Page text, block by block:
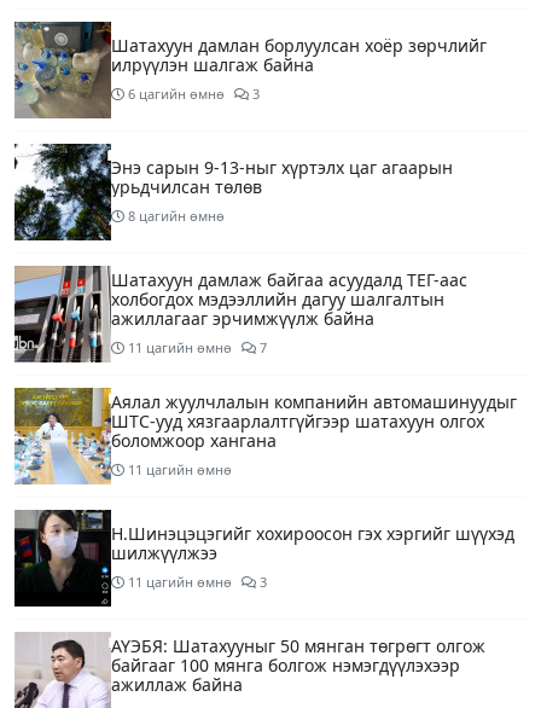
Шатахуун дамлан борлуулсан хоёр зөрчлийг
илрүүлэн шалгаж байна
6 цагийн өмнө 3
Энэ сарын 9-13-ныг хүртэлх цаг агаарын
урьдчилсан төлөв
8 цагийн өмнө
Шатахуун дамлаж байгаа асуудалд ТЕГ-аас
холбогдох мэдээллийн дагуу шалгалтын
ажиллагааг эрчимжүүлж байна
11 цагийн өмнө 7
Аялал жуулчлалын компанийн автомашинуудыг
ШТС-ууд хязгаарлалтгүйгээр шатахуун олгох
боломжоор хангана
11 цагийн өмнө
Н.Шинэцэцэгийг хохироосон гэх хэргийг шүүхэд
шилжүүлжээ
11 цагийн өмнө 3
АҮЭБЯ: Шатахууныг 50 мянган төгрөгт олгож
байгааг 100 мянга болгож нэмэгдүүлэхээр
ажиллаж байна